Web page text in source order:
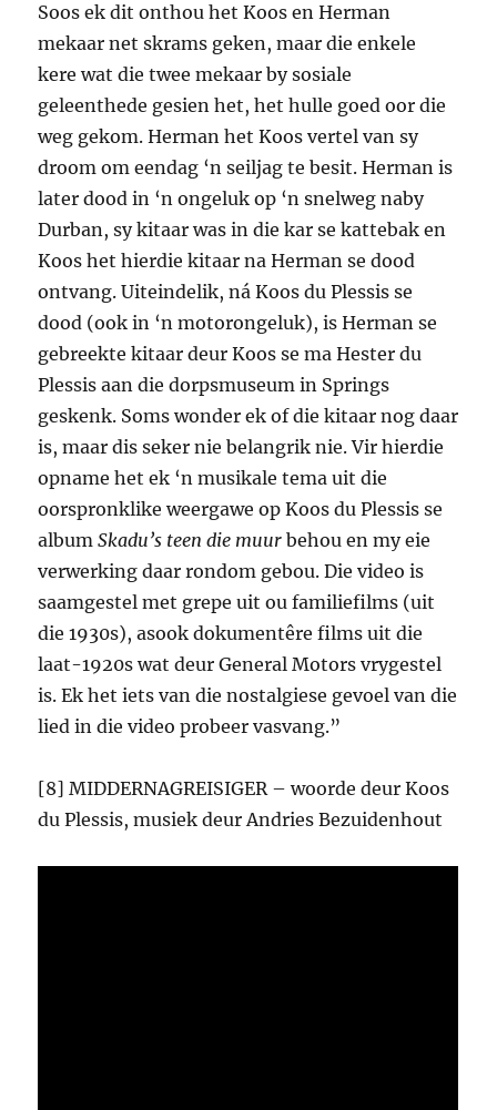
Soos ek dit onthou het Koos en Herman
mekaar net skrams geken, maar die enkele
kere wat die twee mekaar by sosiale
geleenthede gesien het, het hulle goed oor die
weg gekom. Herman het Koos vertel van sy
droom om eendag ‘n seiljag te besit. Herman is
later dood in ‘n ongeluk op ‘n snelweg naby
Durban, sy kitaar was in die kar se kattebak en
Koos het hierdie kitaar na Herman se dood
ontvang. Uiteindelik, ná Koos du Plessis se
dood (ook in ‘n motorongeluk), is Herman se
gebreekte kitaar deur Koos se ma Hester du
Plessis aan die dorpsmuseum in Springs
geskenk. Soms wonder ek of die kitaar nog daar
is, maar dis seker nie belangrik nie. Vir hierdie
opname het ek ‘n musikale tema uit die
oorspronklike weergawe op Koos du Plessis se
albumSkadu’s teen die muur behou en my eie
verwerking daar rondom gebou. Die video is
saamgestel met grepe uit ou familiefilms (uit
die 1930s), asook dokumentêre films uit die
laat-1920s wat deur General Motors vrygestel
is. Ek het iets van die nostalgiese gevoel van die
lied in die video probeer vasvang.”
[8] MIDDERNAGREISIGER – woorde deur Koos
du Plessis, musiek deur Andries Bezuidenhout